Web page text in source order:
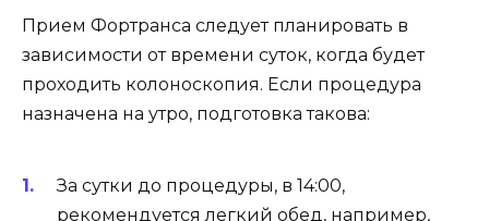
Прием Фортранса следует планировать в
зависимости от времени суток, когда будет
проходить колоноскопия. Если процедура
назначена на утро, подготовка такова:
За сутки до процедуры, в 14:00,
рекомендуется легкий обед, например,